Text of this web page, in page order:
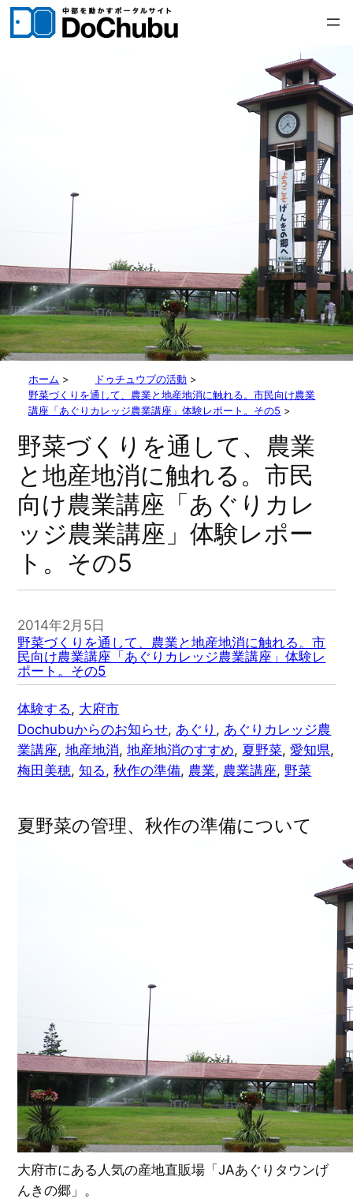
内
ホーム > ドゥチュウブの活動 >
野菜づくりを通して、農業と地産地消に触れる。市民向け農業
講座「あぐりカレッジ農業講座」体験レポート。その5 >
野菜づくりを通して、農業
と地産地消に触れる。市民
向け農業講座「あぐりカレ
ッジ農業講座」体験レポー
ト。その5
2014年2月5日
野菜づくりを通して、農業と地産地消に触れる。市
民向け農業講座「あぐりカレッジ農業講座」体験レ
ポート。その5
体験する, 大府市
Dochubuからのお知らせ, あぐり , あぐりカレッジ農
業講座, 地産地消, 地産地消のすすめ, 夏野菜, 愛知県
梅田美穂, 知る, 秋作の準備, 農業, 農業講座, 野菜
夏野菜の管理、秋作の準備について
大府市にある人気の産地直販場「JAあぐりタウンげ
んきの郷」。